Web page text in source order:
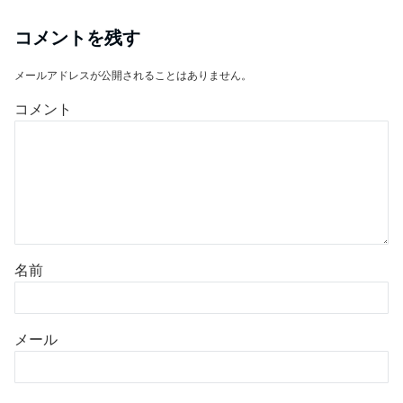
コメントを残す
メールアドレスが公開されることはありません。
コメント
名前
メール